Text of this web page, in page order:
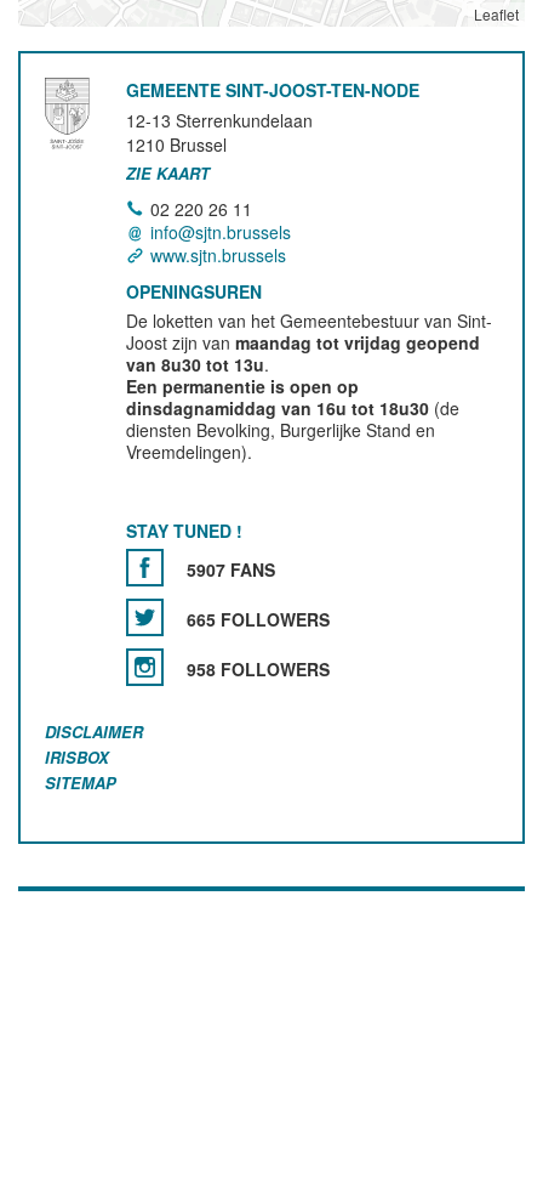
Leaflet
GEMEENTE SINT-JOOST-TEN-NODE
12-13 Sterrenkundelaan
1210 Brussel
ZIE KAART
02 220 26 11
info@sjtn.brussels
www.sjtn.brussels
OPENINGSUREN
De loketten van het Gemeentebestuur van Sint-
Joost zijn vanmaandag tot vrijdag geopend
van 8u30 tot 13u.
Een permanentie is open op
dinsdagnamiddag van 16u tot 18u30 (de
diensten Bevolking, Burgerlijke Stand en
Vreemdelingen).
STAY TUNED !
5907 FANS
665 FOLLOWERS
958 FOLLOWERS
DISCLAIMER
IRISBOX
SITEMAP